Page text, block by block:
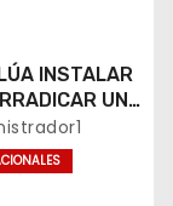
INSTALAR
UN
DE